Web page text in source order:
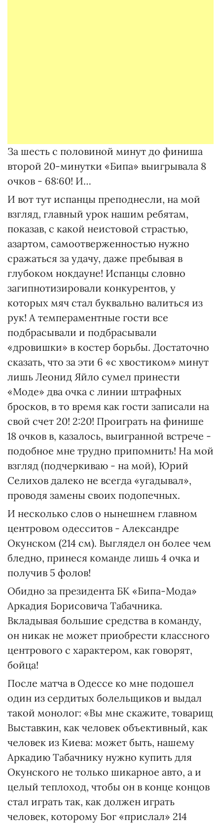
За шесть с половиной минут до финиша
второй 20-минутки «Бипа» выигрывала 8
очков - 68:60! И…
И вот тут испанцы преподнесли, на мой
взгляд, главный урок нашим ребятам,
показав, с какой неистовой страстью,
азартом, самоотверженностью нужно
сражаться за удачу, даже пребывая в
глубоком нокдауне! Испанцы словно
загипнотизировали конкурентов, у
которых мяч стал буквально валиться из
рук! А темпераментные гости все
подбрасывали и подбрасывали
«дровишки» в костер борьбы. Достаточно
сказать, что за эти 6 «с хвостиком» минут
лишь Леонид Яйло сумел принести
«Моде» два очка с линии штрафных
бросков, в то время как гости записали на
свой счет 20! 2:20! Проиграть на финише
18 очков в, казалось, выигранной встрече -
подобное мне трудно припомнить! На мой
взгляд (подчеркиваю - на мой), Юрий
Селихов далеко не всегда «угадывал»,
проводя замены своих подопечных.
И несколько слов о нынешнем главном
центровом одесситов - Александре
Окунском (214 см). Выглядел он более чем
бледно, принеся команде лишь 4 очка и
получив 5 фолов!
Обидно за президента БК «Бипа-Мода»
Аркадия Борисовича Табачника.
Вкладывая большие средства в команду,
он никак не может приобрести классного
центрового с характером, как говорят,
бойца!
После матча в Одессе ко мне подошел
один из сердитых болельщиков и выдал
такой монолог: «Вы мне скажите, товарищ
Выставкин, как человек объективный, как
человек из Киева: может быть, нашему
Аркадию Табачнику нужно купить для
Окунского не только шикарное авто, а и
целый теплоход, чтобы он в конце концов
стал играть так, как должен играть
человек, которому Бог «прислал» 214